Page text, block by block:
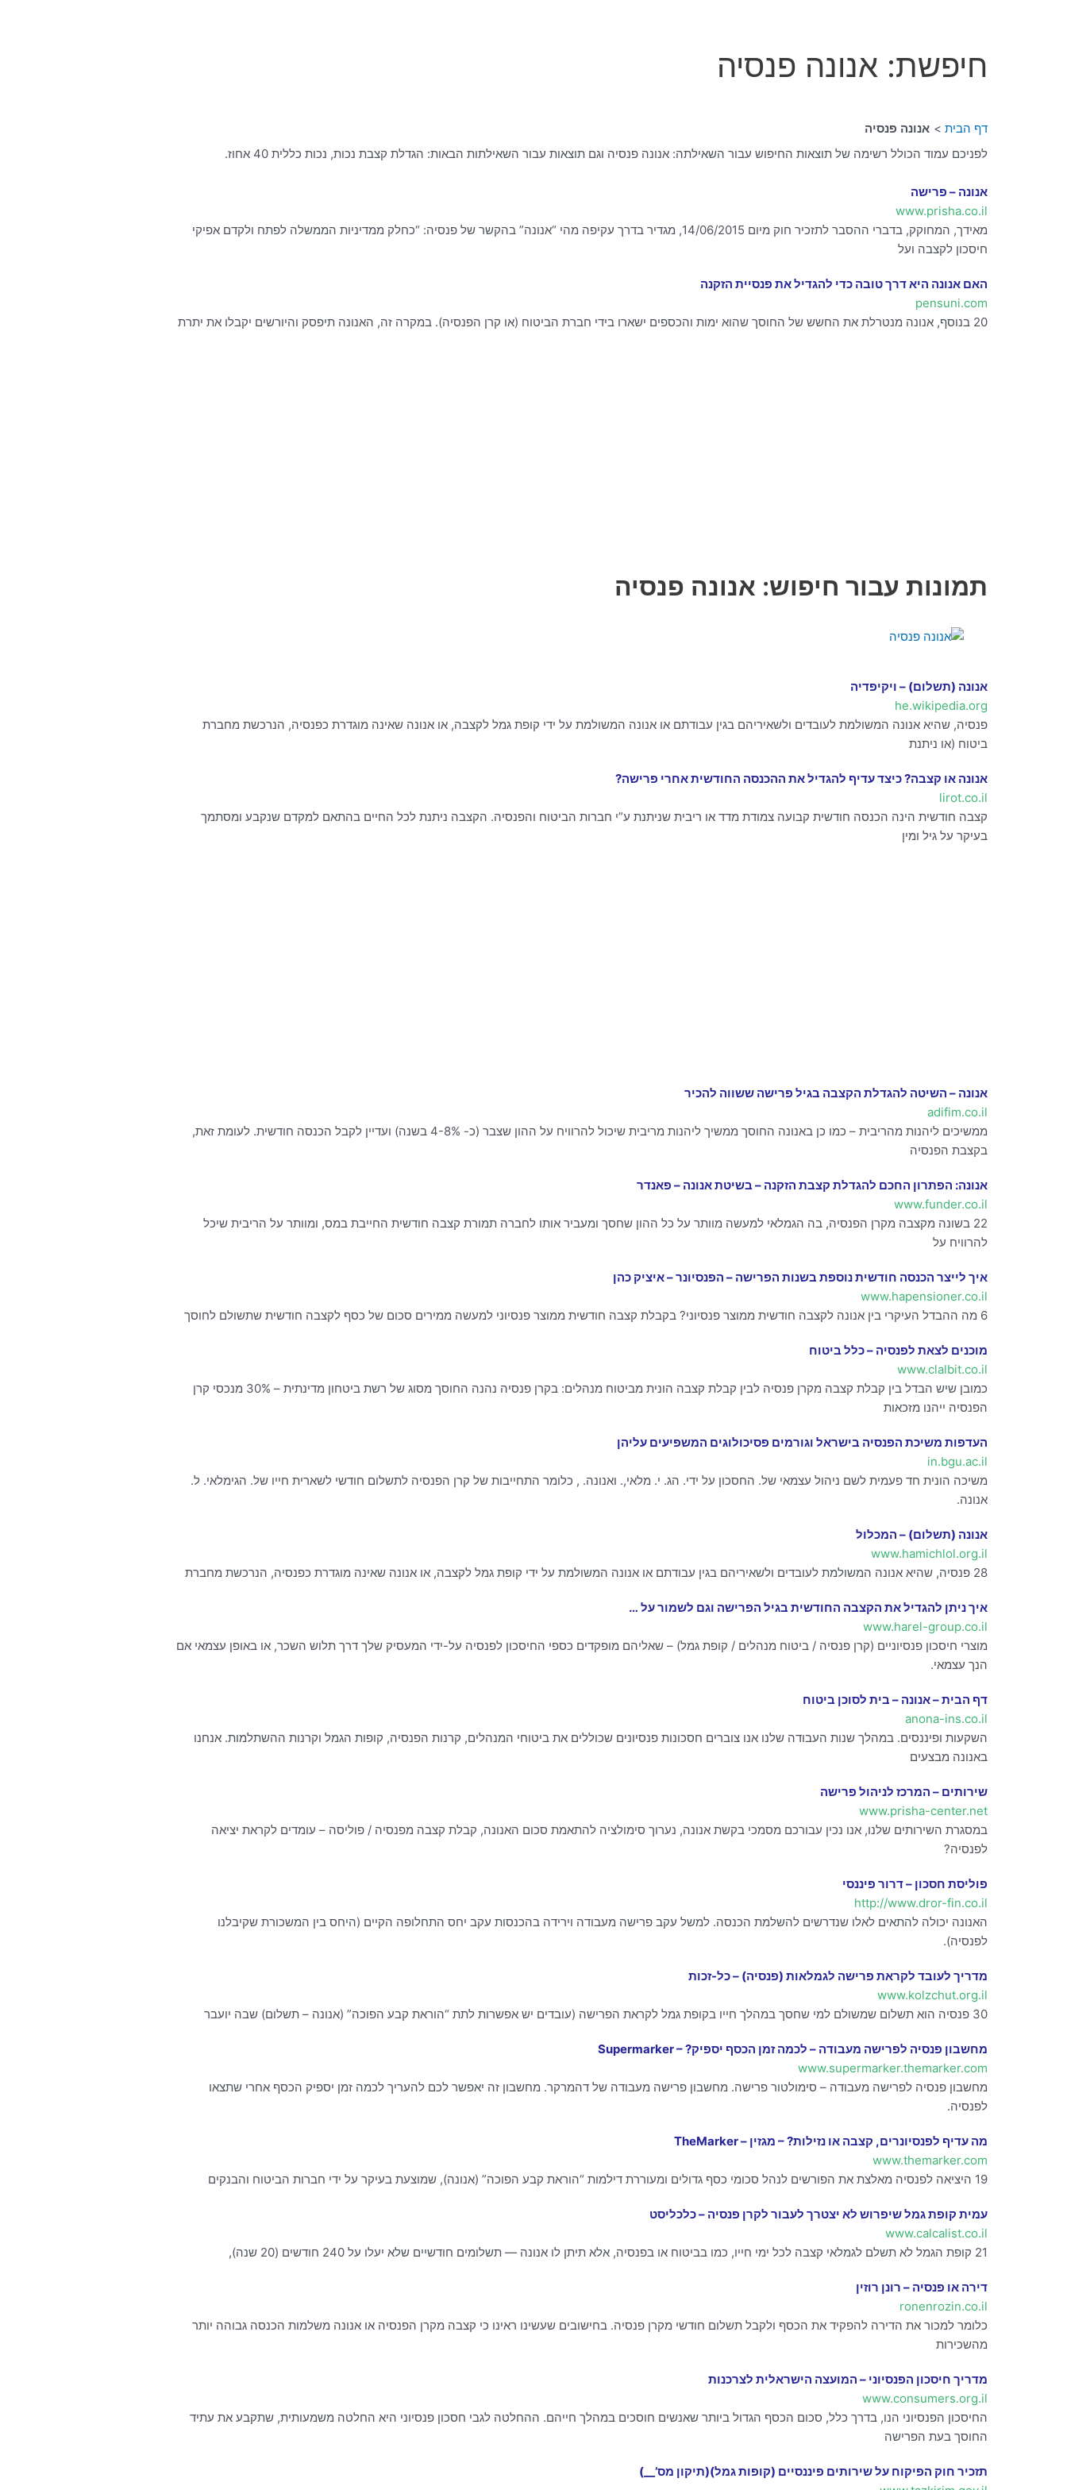
חיפשת: אנונה פנסיה
דף הבית
אנונה פנסיה
לפניכם עמוד הכולל רשימה של תוצאות החיפוש עבור השאילתה: אנונה פנסיה וגם תוצאות עבור השאילתות הבאות: הגדלת קצבת נכות, נכות כללית 40 אחוז.
אנונה – פרישה
www.prisha.co.il
מאידך, המחוקק, בדברי ההסבר לתזכיר חוק מיום 14/06/2015, מגדיר בדרך עקיפה מהי “אנונה” בהקשר של פנסיה: “כחלק ממדיניות הממשלה לפתח ולקדם אפיקי
חיסכון לקצבה ועל
האם אנונה היא דרך טובה כדי להגדיל את פנסיית הזקנה
pensuni.com
20 בנוסף, אנונה מנטרלת את החשש של החוסך שהוא ימות והכספים ישארו בידי חברת הביטוח (או קרן הפנסיה). במקרה זה, האנונה תיפסק והיורשים יקבלו את יתרת
תמונות עבור חיפוש: אנונה פנסיה
אנונה (תשלום) – ויקיפדיה
he.wikipedia.org
פנסיה, שהיא אנונה המשולמת לעובדים ולשאיריהם בגין עבודתם או אנונה המשולמת על ידי קופת גמל לקצבה, או אנונה שאינה מוגדרת כפנסיה, הנרכשת מחברת
ביטוח (או ניתנת
אנונה או קצבה? כיצד עדיף להגדיל את ההכנסה החודשית אחרי פרישה?
lirot.co.il
קצבה חודשית הינה הכנסה חודשית קבועה צמודת מדד או ריבית שניתנת ע”י חברות הביטוח והפנסיה. הקצבה ניתנת לכל החיים בהתאם למקדם שנקבע ומסתמך
בעיקר על גיל ומין
אנונה – השיטה להגדלת הקצבה בגיל פרישה ששווה להכיר
adifim.co.il
ממשיכים ליהנות מהריבית – כמו כן באנונה החוסך ממשיך ליהנות מריבית שיכול להרוויח על ההון שצבר (כ- 4-8% בשנה) ועדיין לקבל הכנסה חודשית. לעומת זאת,
בקצבת הפנסיה
אנונה: הפתרון החכם להגדלת קצבת הזקנה – בשיטת אנונה – פאנדר
www.funder.co.il
22 בשונה מקצבה מקרן הפנסיה, בה הגמלאי למעשה מוותר על כל ההון שחסך ומעביר אותו לחברה תמורת קצבה חודשית החייבת במס, ומוותר על הריבית שיכל
להרוויח על
איך לייצר הכנסה חודשית נוספת בשנות הפרישה – הפנסיונר – איציק כהן
www.hapensioner.co.il
6 מה ההבדל העיקרי בין אנונה לקצבה חודשית ממוצר פנסיוני? בקבלת קצבה חודשית ממוצר פנסיוני למעשה ממירים סכום של כסף לקצבה חודשית שתשולם לחוסך
מוכנים לצאת לפנסיה – כלל ביטוח
www.clalbit.co.il
כמובן שיש הבדל בין קבלת קצבה מקרן פנסיה לבין קבלת קצבה הונית מביטוח מנהלים: בקרן פנסיה נהנה החוסך מסוג של רשת ביטחון מדינתית – 30% מנכסי קרן
הפנסיה ייהנו מזכאות
העדפות משיכת הפנסיה בישראל וגורמים פסיכולוגים המשפיעים עליהן
in.bgu.ac.il
משיכה הונית חד פעמית לשם ניהול עצמאי של. החסכון על ידי. הג. י. מלאי,. ואנונה. , כלומר התחייבות של קרן הפנסיה לתשלום חודשי לשארית חייו של. הגימלאי. ל.
אנונה.
אנונה (תשלום) – המכלול
www.hamichlol.org.il
28 פנסיה, שהיא אנונה המשולמת לעובדים ולשאיריהם בגין עבודתם או אנונה המשולמת על ידי קופת גמל לקצבה, או אנונה שאינה מוגדרת כפנסיה, הנרכשת מחברת
איך ניתן להגדיל את הקצבה החודשית בגיל הפרישה וגם לשמור על …
www.harel-group.co.il
מוצרי חיסכון פנסיוניים (קרן פנסיה / ביטוח מנהלים / קופת גמל) – שאליהם מופקדים כספי החיסכון לפנסיה על-ידי המעסיק שלך דרך תלוש השכר, או באופן עצמאי אם
הנך עצמאי.
דף הבית – אנונה – בית לסוכן ביטוח
anona-ins.co.il
השקעות ופיננסים. במהלך שנות העבודה שלנו אנו צוברים חסכונות פנסיונים שכוללים את ביטוחי המנהלים, קרנות הפנסיה, קופות הגמל וקרנות ההשתלמות. אנחנו
באנונה מבצעים
שירותים – המרכז לניהול פרישה
www.prisha-center.net
במסגרת השירותים שלנו, אנו נכין עבורכם מסמכי בקשת אנונה, נערוך סימולציה להתאמת סכום האנונה, קבלת קצבה מפנסיה / פוליסה – עומדים לקראת יציאה
לפנסיה?
פוליסת חסכון – דרור פיננסי
http://www.dror-fin.co.il
האנונה יכולה להתאים לאלו שנדרשים להשלמת הכנסה. למשל עקב פרישה מעבודה וירידה בהכנסות עקב יחס התחלופה הקיים (היחס בין המשכורת שקיבלנו
לפנסיה).
מדריך לעובד לקראת פרישה לגמלאות (פנסיה) – כל-זכות
www.kolzchut.org.il
30 פנסיה הוא תשלום שמשולם למי שחסך במהלך חייו בקופת גמל לקראת הפרישה (עובדים יש אפשרות לתת “הוראת קבע הפוכה” (אנונה – תשלום) שבה יועבר
מחשבון פנסיה לפרישה מעבודה – לכמה זמן הכסף יספיק? – Supermarker
www.supermarker.themarker.com
מחשבון פנסיה לפרישה מעבודה – סימולטור פרישה. מחשבון פרישה מעבודה של דהמרקר. מחשבון זה יאפשר לכם להעריך לכמה זמן יספיק הכסף אחרי שתצאו
לפנסיה.
מה עדיף לפנסיונרים, קצבה או נזילות? – מגזין – TheMarker
www.themarker.com
19 היציאה לפנסיה מאלצת את הפורשים לנהל סכומי כסף גדולים ומעוררת דילמות “הוראת קבע הפוכה” (אנונה), שמוצעת בעיקר על ידי חברות הביטוח והבנקים
עמית קופת גמל שיפרוש לא יצטרך לעבור לקרן פנסיה – כלכליסט
www.calcalist.co.il
21 קופת הגמל לא תשלם לגמלאי קצבה לכל ימי חייו, כמו בביטוח או בפנסיה, אלא תיתן לו אנונה — תשלומים חודשיים שלא יעלו על 240 חודשים (20 שנה),
דירה או פנסיה – רונן רוזין
ronenrozin.co.il
כלומר למכור את הדירה להפקיד את הכסף ולקבל תשלום חודשי מקרן פנסיה. בחישובים שעשינו ראינו כי קצבה מקרן הפנסיה או אנונה משלמות הכנסה גבוהה יותר
מהשכירות
מדריך חיסכון הפנסיוני – המועצה הישראלית לצרכנות
www.consumers.org.il
החיסכון הפנסיוני הנו, בדרך כלל, סכום הכסף הגדול ביותר שאנשים חוסכים במהלך חייהם. ההחלטה לגבי חסכון פנסיוני היא החלטה משמעותית, שתקבע את עתיד
החוסך בעת הפרישה
תזכיר חוק הפיקוח על שירותים פיננסיים (קופות גמל)(תיקון מס’__)